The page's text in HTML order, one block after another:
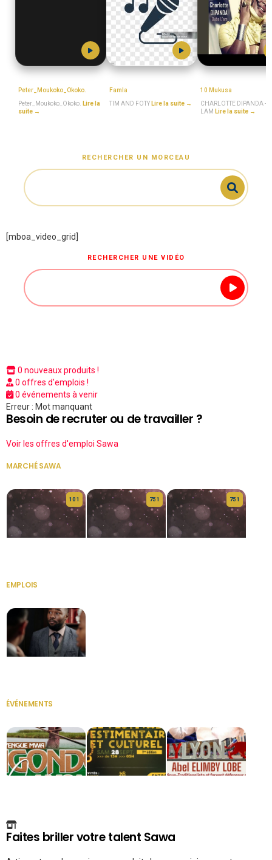
Peter_Moukoko_Okoko.
Peter_Moukoko_Okoko.
Lire la
suite →
Famla
TIM AND FOTY Lire la suite →
10 Mukusa
CHARLOTTE DIPANDA -
LAM Lire la suite →
RECHERCHER UN MORCEAU
[mboa_video_grid]
RECHERCHER UNE VIDÉO
0 nouveaux produits !
0 offres d'emplois !
0 événements à venir
Erreur : Mot manquant
Besoin de recruter ou de travailler ?
Voir les offres d'emploi Sawa
MARCHÉ SAWA
10 1 75 1 75 1
EMPLOIS
ÉVÉNEMENTS
Faites briller votre talent Sawa